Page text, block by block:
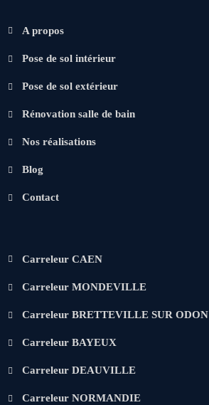
A propos
Pose de sol intérieur
Pose de sol extérieur
Rénovation salle de bain
Nos réalisations
Blog
Contact
Carreleur CAEN
Carreleur MONDEVILLE
Carreleur BRETTEVILLE SUR ODON
Carreleur BAYEUX
Carreleur DEAUVILLE
Carreleur NORMANDIE